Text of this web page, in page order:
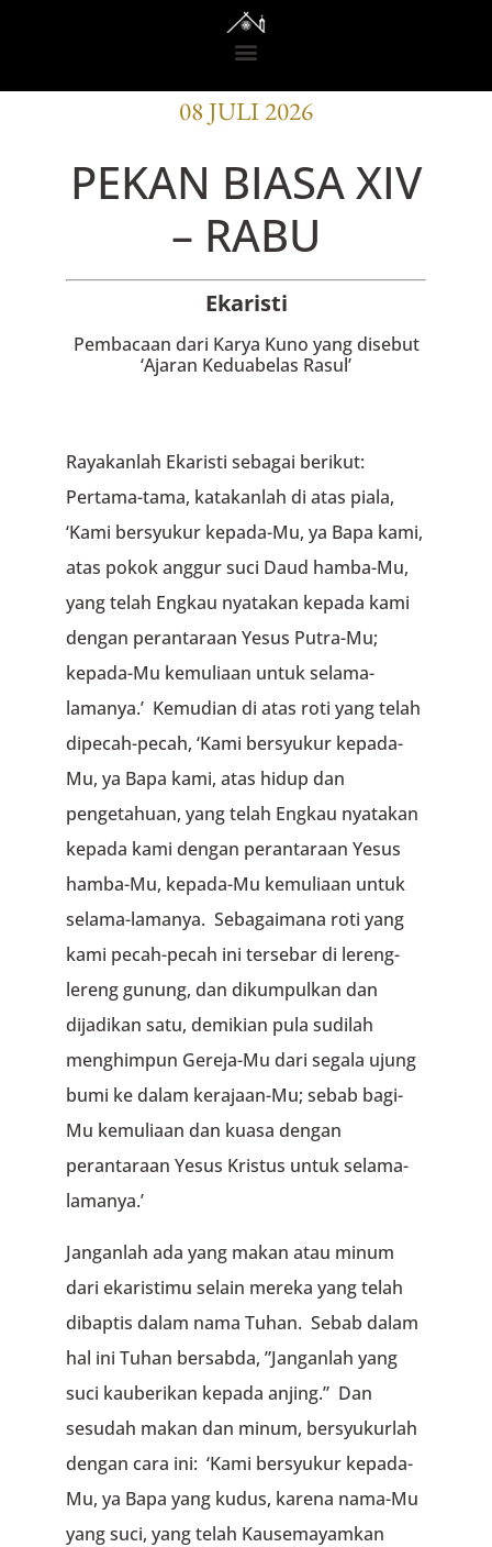
BACAAN OFISI
08 JULI 2026
PEKAN BIASA XIV
– RABU
Ekaristi
Pembacaan dari Karya Kuno yang disebut
‘Ajaran Keduabelas Rasul’
Rayakanlah Ekaristi sebagai berikut:
Pertama-tama, katakanlah di atas piala,
‘Kami bersyukur kepada-Mu, ya Bapa kami,
atas pokok anggur suci Daud hamba-Mu,
yang telah Engkau nyatakan kepada kami
dengan perantaraan Yesus Putra-Mu;
kepada-Mu kemuliaan untuk selama-
lamanya.’ Kemudian di atas roti yang telah
dipecah-pecah, ‘Kami bersyukur kepada-
Mu, ya Bapa kami, atas hidup dan
pengetahuan, yang telah Engkau nyatakan
kepada kami dengan perantaraan Yesus
hamba-Mu, kepada-Mu kemuliaan untuk
selama-lamanya. Sebagaimana roti yang
kami pecah-pecah ini tersebar di lereng-
lereng gunung, dan dikumpulkan dan
dijadikan satu, demikian pula sudilah
menghimpun Gereja-Mu dari segala ujung
bumi ke dalam kerajaan-Mu; sebab bagi-
Mu kemuliaan dan kuasa dengan
perantaraan Yesus Kristus untuk selama-
lamanya.’
Janganlah ada yang makan atau minum
dari ekaristimu selain mereka yang telah
dibaptis dalam nama Tuhan. Sebab dalam
hal ini Tuhan bersabda, ”Janganlah yang
suci kauberikan kepada anjing.” Dan
sesudah makan dan minum, bersyukurlah
dengan cara ini: ‘Kami bersyukur kepada-
Mu, ya Bapa yang kudus, karena nama-Mu
yang suci, yang telah Kausemayamkan